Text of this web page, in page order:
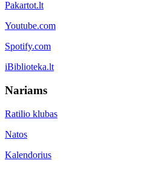
Pakartot.lt
Youtube.com
Spotify.com
iBiblioteka.lt
Nariams
Ratilio klubas
Natos
Kalendorius